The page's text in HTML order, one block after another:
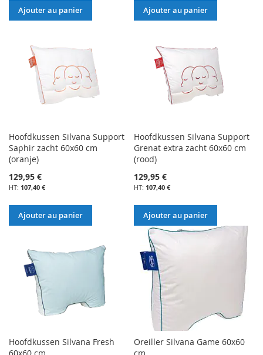
Ajouter au panier Ajouter au panier
Hoofdkussen Silvana Support
Saphir zacht 60x60 cm
(oranje)
129,95 €
107,40 €
Ajouter au panier
Hoofdkussen Silvana Support
Grenat extra zacht 60x60 cm
(rood)
129,95 €
107,40 €
Ajouter au panier
Hoofdkussen Silvana Fresh
Oreiller Silvana Game 60x60